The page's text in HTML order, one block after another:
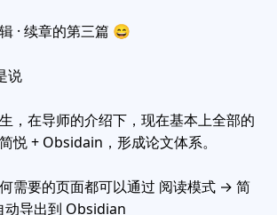
· 续章的第三篇 😄
说
，在导师的介绍下，现在基本上全部的
悦 + Obsidain，形成论文体系。
需要的页面都可以通过 阅读模式 → 简
导出到 Obsidian